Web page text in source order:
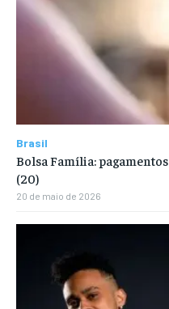
Brasil
Bolsa Família:
(20)
20 de maio de 2026